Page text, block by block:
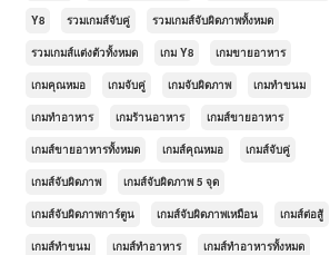
Y8 รวมเกมส์จับคู่ รวมเกมส์จับผิดภาพทั้งหมด
รวมเกมส์แต่งตัวทั้งหมด เกม Y8 เกมขายอาหาร
เกมคุณหมอ เกมจับคู่ เกมจับผิดภาพ เกมทำขนม
เกมทำอาหาร เกมร้านอาหาร เกมส์ขายอาหาร
เกมส์ขายอาหารทั้งหมด เกมส์คุณหมอ เกมส์จับคู่
เกมส์จับผิดภาพ เกมส์จับผิดภาพ 5 จุด
เกมส์จับผิดภาพการ์ตูน เกมส์จับผิดภาพเหมือน เกมส์ต่อสู้
เกมส์ทำขนม เกมส์ทำอาหาร เกมส์ทำอาหารทั้งหมด